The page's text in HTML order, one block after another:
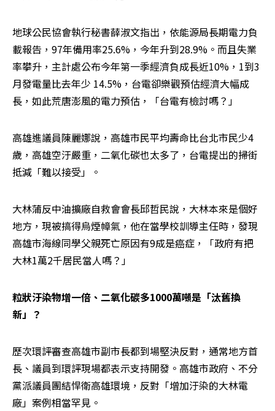
地球公民協會執行秘書薛淑文指出，依能源局長期電力負
載報告，97年備用率25.6%，今年升到28.9%。而且失業
率攀升，主計處公布今年第一季經濟負成長近10%，1到3
月發電量比去年少 14.5%，台電卻樂觀預估經濟大幅成
長，如此荒唐澎風的電力預估，「台電有檢討嗎？」
高雄進議員陳麗娜說，高雄市民平均壽命比台北市民少4
歲，高雄空汙嚴重，二氧化碳也太多了，台電提出的掃街
抵減「難以接受」。
大林蒲反中油擴廠自救會會長邱哲民說，大林本來是個好
地方，現被搞得烏煙幛氣，他在當學校訓導主任時，發現
高雄市海線同學父親死亡原因有9成是癌症，「政府有把
大林1萬2千居民當人嗎？」
粒狀汙染物增一倍、二氧化碳多1000萬噸是「汰舊換
新」？
歷次環評審查高雄市副市長都到場堅決反對，通常地方首
長、議員到環評現場都表示支持開發。高雄市政府、不分
黨派議員團結悍衛高雄環境，反對「增加汙染的大林電
廠」案例相當罕見。